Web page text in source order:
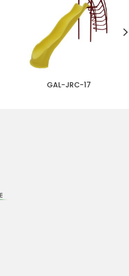
GAL-JRC-17